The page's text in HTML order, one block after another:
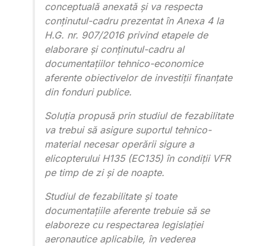
conceptuală anexată și va respecta
conținutul-cadru prezentat în Anexa 4 la
H.G. nr. 907/2016 privind etapele de
elaborare și conținutul-cadru al
documentațiilor tehnico-economice
aferente obiectivelor de investiții finanțate
din fonduri publice.
Soluția propusă prin studiul de fezabilitate
va trebui să asigure suportul tehnico-
material necesar operării sigure a
elicopterului H135 (EC135) în condiții VFR
pe timp de zi și de noapte.
Studiul de fezabilitate și toate
documentațiile aferente trebuie să se
elaboreze cu respectarea legislației
aeronautice aplicabile, în vederea